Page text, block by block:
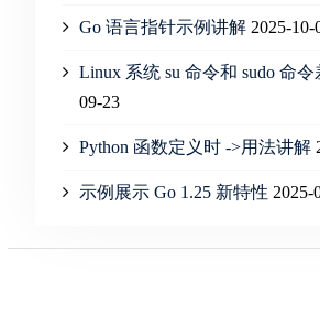
Go 语言指针示例讲解 2025-10-
Linux 系统 su 命令和 sudo 命
09-23
Python 函数定义时 ->用法讲解
示例展示 Go 1.25 新特性 2025-